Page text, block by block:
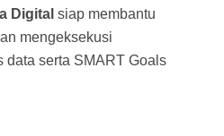
Digital siap membantu
mengeksekusi
data serta SMART Goals